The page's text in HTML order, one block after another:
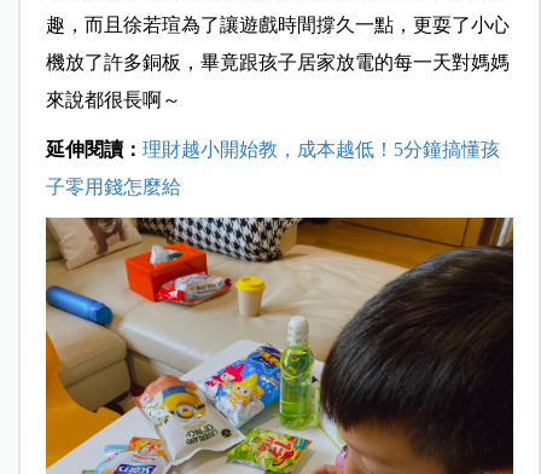
趣，而且徐若瑄為了讓遊戲時間撐久一點，更耍了小心
機放了許多銅板，畢竟跟孩子居家放電的每一天對媽媽
來說都很長啊～
延伸閱讀： 理財越小開始教，成本越低！5分鐘搞懂孩
子零用錢怎麼給